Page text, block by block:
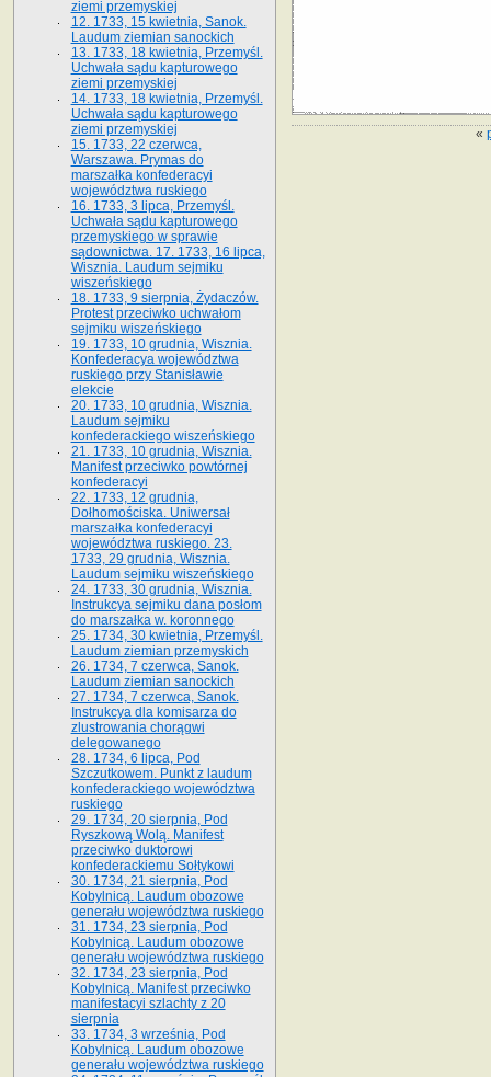
«
ziemi przemyskiej
12. 1733, 15 kwietnia, Sanok.
Laudum ziemian sanockich
13. 1733, 18 kwietnia, Przemyśl.
Uchwała sądu kapturowego
ziemi przemyskiej
14. 1733, 18 kwietnia, Przemyśl.
Uchwała sądu kapturowego
ziemi przemyskiej
15. 1733, 22 czerwca,
Warszawa. Prymas do
marszałka konfederacyi
województwa ruskiego
16. 1733, 3 lipca, Przemyśl.
Uchwała sądu kapturowego
przemyskiego w sprawie
sądownictwa. 17. 1733, 16 lipca,
Wisznia. Laudum sejmiku
wiszeńskiego
18. 1733, 9 sierpnia, Żydaczów.
Protest przeciwko uchwałom
sejmiku wiszeńskiego
19. 1733, 10 grudnia, Wisznia.
Konfederacya województwa
ruskiego przy Stanisławie
elekcie
20. 1733, 10 grudnia, Wisznia.
Laudum sejmiku
konfederackiego wiszeńskiego
21. 1733, 10 grudnia, Wisznia.
Manifest przeciwko powtórnej
konfederacyi
22. 1733, 12 grudnia,
Dołhomościska. Uniwersał
marszałka konfederacyi
województwa ruskiego. 23.
1733, 29 grudnia, Wisznia.
Laudum sejmiku wiszeńskiego
24. 1733, 30 grudnia, Wisznia.
Instrukcya sejmiku dana posłom
do marszałka w. koronnego
25. 1734, 30 kwietnia, Przemyśl.
Laudum ziemian przemyskich
26. 1734, 7 czerwca, Sanok.
Laudum ziemian sanockich
27. 1734, 7 czerwca, Sanok.
Instrukcya dla komisarza do
zlustrowania chorągwi
delegowanego
28. 1734, 6 lipca, Pod
Szczutkowem. Punkt z laudum
konfederackiego województwa
ruskiego
29. 1734, 20 sierpnia, Pod
Ryszkową Wolą. Manifest
przeciwko duktorowi
konfederackiemu Sołtykowi
30. 1734, 21 sierpnia, Pod
Kobylnicą. Laudum obozowe
generału województwa ruskiego
31. 1734, 23 sierpnia, Pod
Kobylnicą. Laudum obozowe
generału województwa ruskiego
32. 1734, 23 sierpnia, Pod
Kobylnicą. Manifest przeciwko
manifestacyi szlachty z 20
sierpnia
33. 1734, 3 września, Pod
Kobylnicą. Laudum obozowe
generału województwa ruskiego